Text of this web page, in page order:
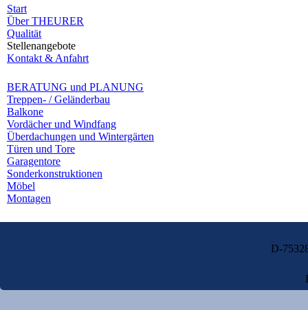
Start
Über THEURER
Qualität
Stellenangebote
Kontakt & Anfahrt
BERATUNG und PLANUNG
Treppen- / Geländerbau
Balkone
Vordächer und Windfang
Überdachungen und Wintergärten
Türen und Tore
Garagentore
Sonderkonstruktionen
Möbel
Montagen
D-